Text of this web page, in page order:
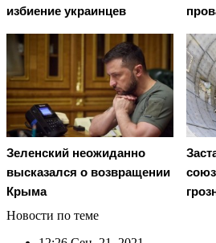
избиение украинцев
Зеленский неожиданно
высказался о возвращении
Крыма
Новости по теме